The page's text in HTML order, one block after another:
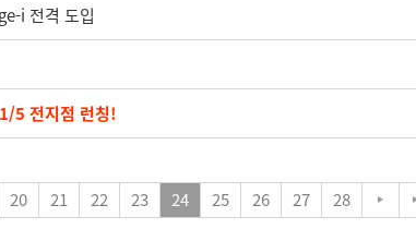
i 전격 도입
5 전지점 런칭!
20 21 22 23 24 25 26 27 28